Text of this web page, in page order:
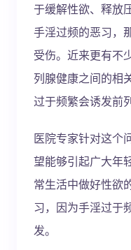
于缓解性欲、释放
手淫过频的恶习，
受伤。近来更有不
列腺健康之间的相
过于频繁会诱发前
医院专家针对这个
望能够引起广大年
常生活中做好性欲
习，因为手淫过于
发。